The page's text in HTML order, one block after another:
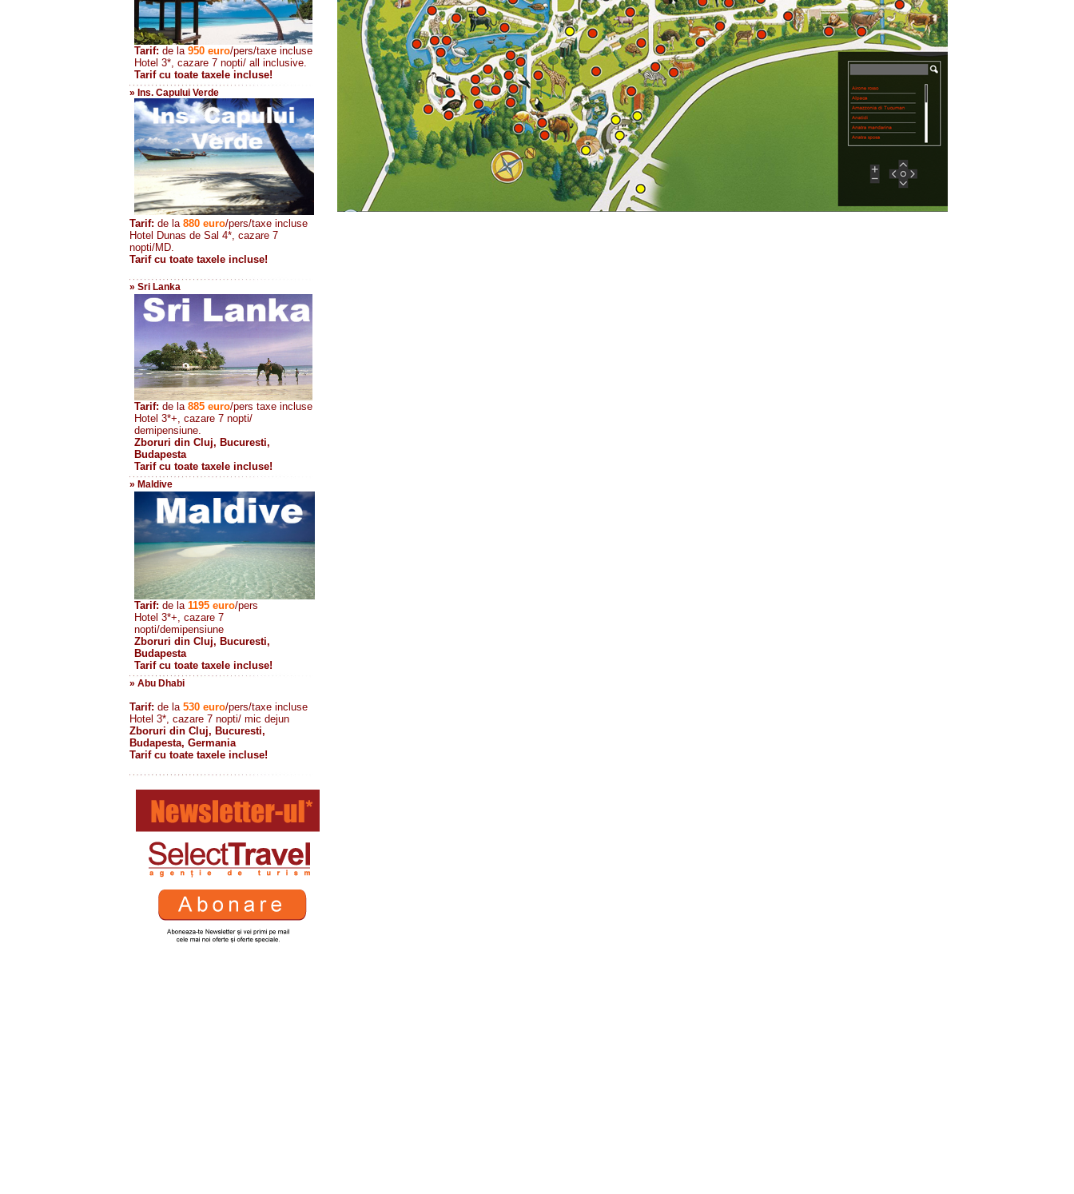
Tarif: de la 950 euro/pers/taxe incluse
Hotel 3*, cazare 7 nopti/ all inclusive.
Tarif cu toate taxele incluse!
» Ins. Capului Verde
Tarif: de la 880 euro/pers/taxe incluse
Hotel Dunas de Sal 4*, cazare 7
nopti/MD.
Tarif cu toate taxele incluse!
» Sri Lanka
Tarif: de la 885 euro/pers taxe incluse
Hotel 3*+, cazare 7 nopti/
demipensiune.
Zboruri din Cluj, Bucuresti,
Budapesta
Tarif cu toate taxele incluse!
» Maldive
Tarif: de la 1195 euro/pers
Hotel 3*+, cazare 7
nopti/demipensiune
Zboruri din Cluj, Bucuresti,
Budapesta
Tarif cu toate taxele incluse!
» Abu Dhabi
Tarif: de la 530 euro/pers/taxe incluse
Hotel 3*, cazare 7 nopti/ mic dejun
Zboruri din Cluj, Bucuresti,
Budapesta, Germania
Tarif cu toate taxele incluse!